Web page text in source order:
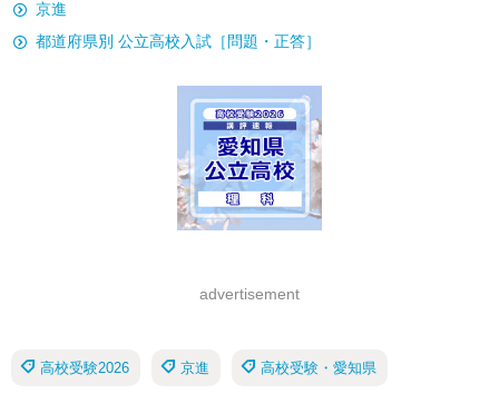
京進
都道府県別 公立高校入試［問題・正答］
advertisement
高校受験2026 京進 高校受験・愛知県